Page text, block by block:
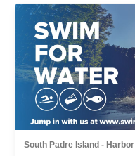
South Padre Island - Harbor